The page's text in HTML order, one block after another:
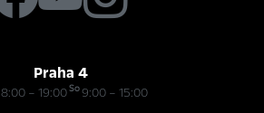
Praha 4
8:00 – 19:00So9:00 – 15:00